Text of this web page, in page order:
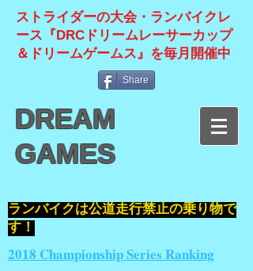
ストライダーの大会・ランバイクレ
ース『DRCドリームレーサーカップ
＆ドリームゲームス』を毎月開催中
Share
DREAM
GAMES
​ランバイクは公道走行禁止の乗り物で
す！
2018 Championship Series Ranking